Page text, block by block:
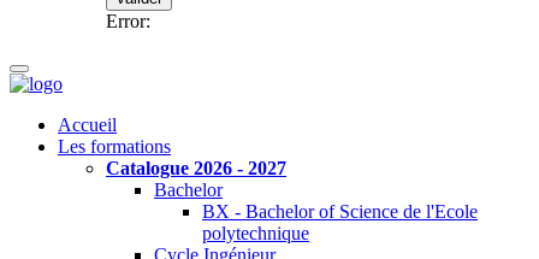
Error:
Accueil
Les formations
Catalogue 2026 - 2027
Bachelor
BX - Bachelor of Science de l'Ecole
polytechnique
Cycle Ingénieur